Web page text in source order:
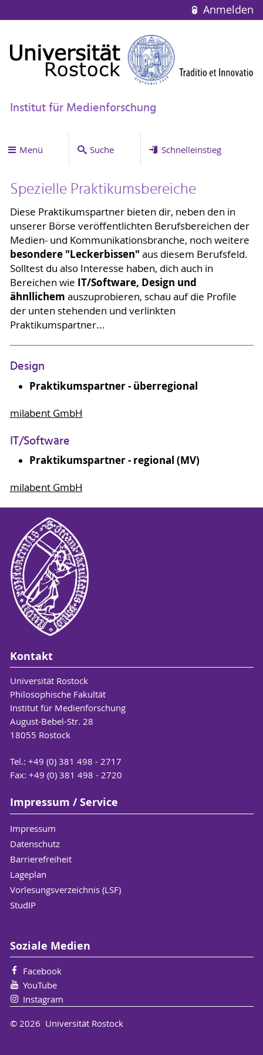
Anmelden
Institut für Medienforschung
Menü Suche Schnelleinstieg
Spezielle Praktikumsbereiche
Diese Praktikumspartner bieten dir, neben den in
unserer Börse veröffentlichten Berufsbereichen der
Medien- und Kommunikationsbranche, noch weitere
besondere "Leckerbissen" aus diesem Berufsfeld.
Solltest du also Interesse haben, dich auch in
Bereichen wie IT/Software, Design und
ähnllichem auszuprobieren, schau auf die Profile
der unten stehenden und verlinkten
Praktikumspartner...
Design
Praktikumspartner - überregional
milabent GmbH
IT/Software
Praktikumspartner - regional (MV)
milabent GmbH
Kontakt
Universität Rostock
Philosophische Fakultät
Institut für Medienforschung
August-Bebel-Str. 28
18055 Rostock
Tel.: +49 (0) 381 498 - 2717
Fax: +49 (0) 381 498 - 2720
Impressum / Service
Impressum
Datenschutz
Barrierefreiheit
Lageplan
Vorlesungsverzeichnis (LSF)
StudIP
Soziale Medien
Facebook
YouTube
Instagram
© 2026 Universität Rostock